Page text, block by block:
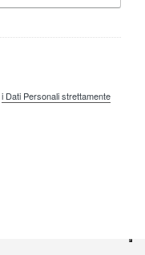
i Dati Personali strettamente